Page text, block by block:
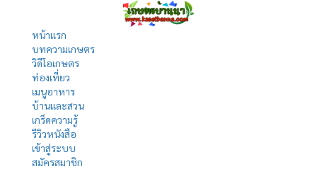
หน้าแรก
บทความเกษตร
วิดีโอเกษตร
ท่องเที่ยว
เมนูอาหาร
บ้านและสวน
เกร็ดความรู้
รีวิวหนังสือ
เข้าสู่ระบบ
สมัครสมาชิก